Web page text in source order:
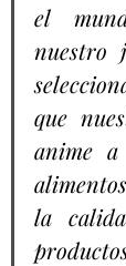
el
nuestro
que
anime
la